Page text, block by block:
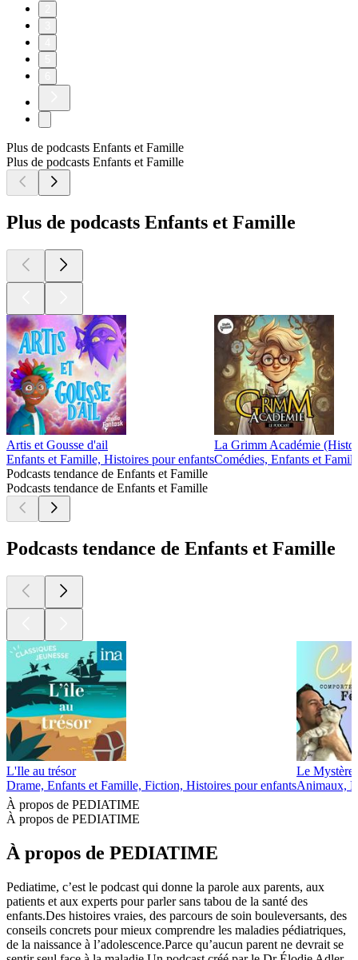
Plus de podcasts Enfants et Famille
Plus de podcasts Enfants et Famille
Plus de podcasts Enfants et Famille
Artis et Gousse d'ail
Enfants et Famille, Histoires pour enfants
La Grimm Académie
Comédies, Enfants et
Podcasts tendance de Enfants et Famille
Podcasts tendance de Enfants et Famille
Podcasts tendance de Enfants et Famille
L'Ile au trésor
Drame, Enfants et Famille, Fiction, Histoires pour enfants
Le Mystère
Animaux,
À propos de PEDIATIME
À propos de PEDIATIME
À propos de PEDIATIME
Pediatime, c’est le podcast qui donne la parole aux parents, aux
patients et aux experts pour parler sans tabou de la santé des
enfants.Des histoires vraies, des parcours de soin bouleversants, des
conseils concrets pour mieux comprendre les maladies pédiatriques,
de la naissance à l’adolescence.Parce qu’aucun parent ne devrait se